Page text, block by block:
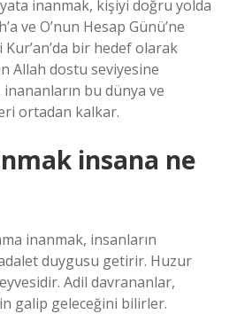
inanmak, kişiyi doğru yolda
ve O’nun Hesap Günü’ne
bir hedef olarak
Allah dostu seviyesine
bu dünya ve
ortadan kalkar.
insana ne
inanmak, insanların
duygusu getirir. Huzur
Adil davrananlar,
galip geleceğini bilirler.